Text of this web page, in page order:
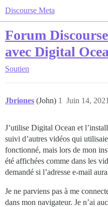
Discourse Meta
Forum
avec Digital
Soutien
Jbriones (John) Juin 14,
1
J’utilise Digital Ocean et
suivi d’autres vidéos qui
fonctionné, mais lors de mon
été affichées comme dans les
demandé si l’adresse e-mail
Je ne parviens pas à me
dans mon navigateur. Je n’ai